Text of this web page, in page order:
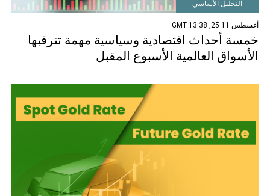
التحليل الأساسي
أغسطس 11 25, 13:38 GMT
خمسة أحداث اقتصادية وسياسية مهمة تترقبها
الأسواق العالمية الأسبوع المقبل